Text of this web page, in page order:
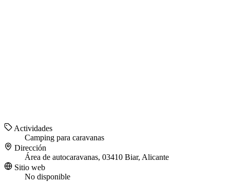
Actividades
Camping para caravanas
Dirección
Área de autocaravanas, 03410 Biar, Alicante
Sitio web
No disponible